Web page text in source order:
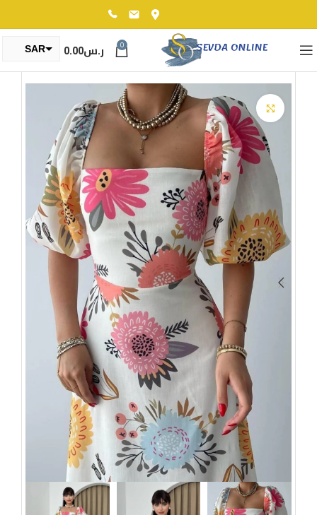
0 ر.س0.00
SAR
TRY
Click to enlarge